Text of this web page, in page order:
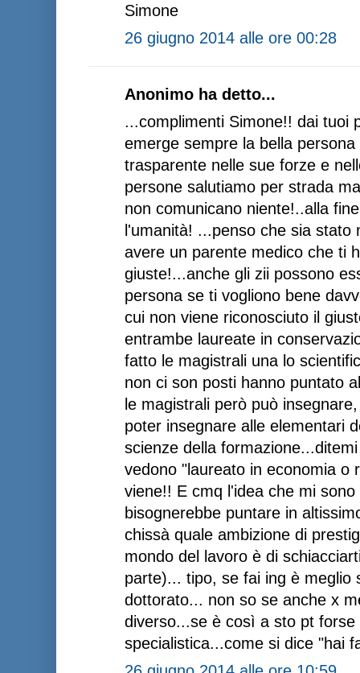
Simone
26 giugno 2014 alle ore 00:28
Anonimo ha detto...
...complimenti Simone!! dai tuoi
emerge sempre la bella
trasparente nelle sue forze e
persone salutiamo per strada
non comunicano niente!..alla
l'umanità! ...penso che sia stato
avere un parente medico che ti
giuste!...anche gli zii possono
persona se ti vogliono bene
cui non viene riconosciuto il
entrambe laureate in
fatto le magistrali una lo
non ci son posti hanno puntato
le magistrali però può
poter insegnare alle elementari
scienze della
vedono "laureato in economia o
viene!! E cmq l'idea che mi
bisognerebbe puntare in
chissà quale ambizione di
mondo del lavoro è di
parte)... tipo, se fai ing è meglio
dottorato... non so se anche x
diverso...se è così a sto pt
specialistica...come si dice "hai